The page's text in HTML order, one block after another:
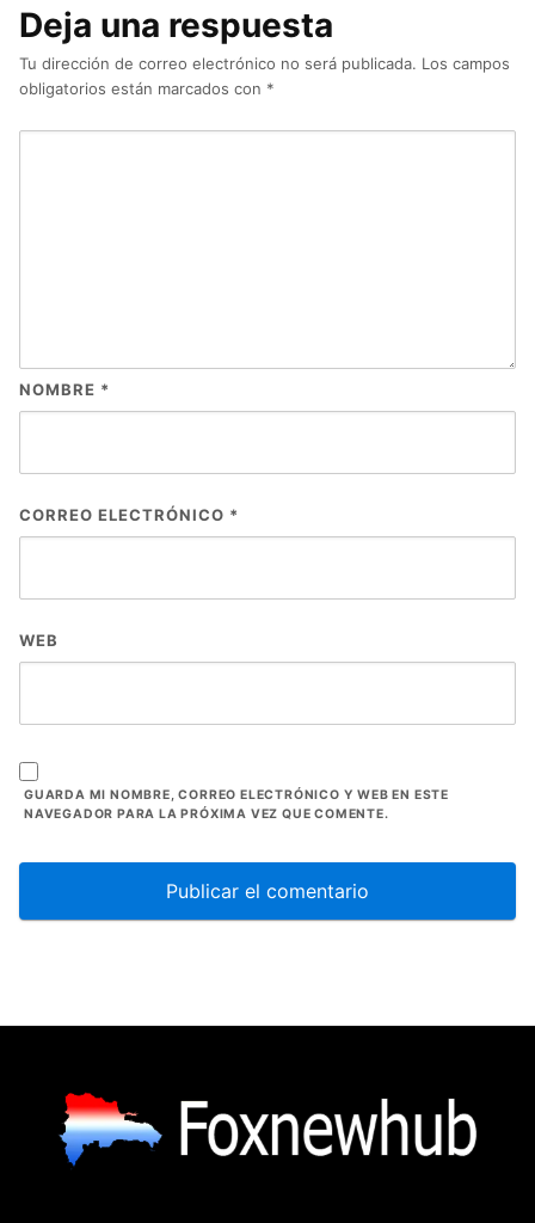
Deja una respuesta
Tu dirección de correo electrónico no será publicada. Los campos
obligatorios están marcados con *
NOMBRE *
CORREO ELECTRÓNICO *
WEB
GUARDA MI NOMBRE, CORREO ELECTRÓNICO Y WEB EN ESTE
NAVEGADOR PARA LA PRÓXIMA VEZ QUE COMENTE.